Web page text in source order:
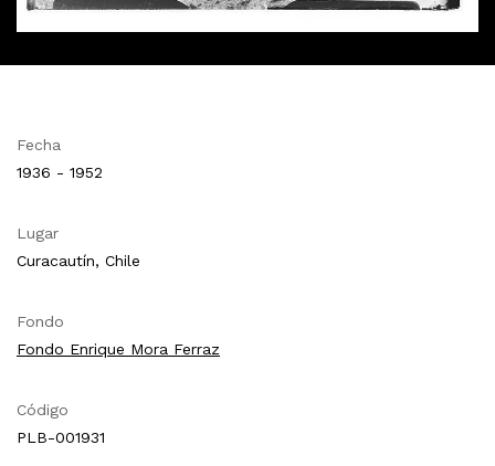
Fecha
1936 - 1952
Lugar
Curacautín, Chile
Fondo
Fondo Enrique Mora Ferraz
Código
PLB-001931